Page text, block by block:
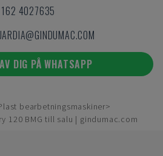
4027635
DIG PÅ WHATSAPP
bearbetningsmaskiner
120 BMG till salu | gindumac.com